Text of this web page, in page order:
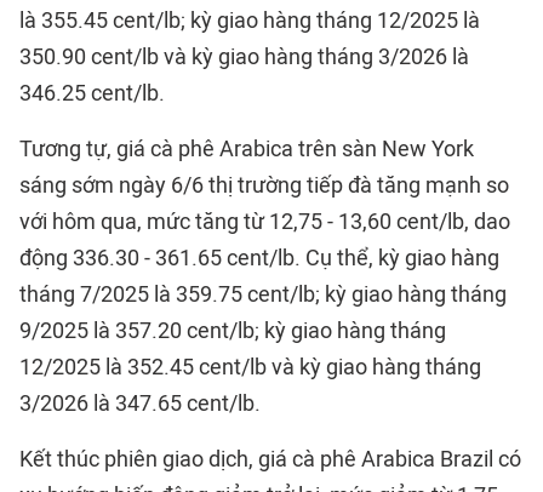
là 355.45 cent/lb; kỳ giao hàng tháng 12/2025 là
350.90 cent/lb và kỳ giao hàng tháng 3/2026 là
346.25 cent/lb.
Tương tự, giá cà phê Arabica trên sàn New York
sáng sớm ngày 6/6 thị trường tiếp đà tăng mạnh so
với hôm qua, mức tăng từ 12,75 - 13,60 cent/lb, dao
động 336.30 - 361.65 cent/lb. Cụ thể, kỳ giao hàng
tháng 7/2025 là 359.75 cent/lb; kỳ giao hàng tháng
9/2025 là 357.20 cent/lb; kỳ giao hàng tháng
12/2025 là 352.45 cent/lb và kỳ giao hàng tháng
3/2026 là 347.65 cent/lb.
Kết thúc phiên giao dịch, giá cà phê Arabica Brazil có